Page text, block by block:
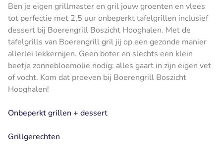
Ben je eigen grillmaster en gril jouw groenten en vlees
tot perfectie met 2,5 uur onbeperkt tafelgrillen inclusief
dessert bij Boerengrill Boszicht Hooghalen. Met de
tafelgrills van Boerengrill gril jij op een gezonde manier
allerlei lekkernijen. Geen boter en slechts een klein
beetje zonnebloemolie nodig: alles gaart in zijn eigen vet
of vocht. Kom dat proeven bij Boerengrill Boszicht
Hooghalen!
Onbeperkt grillen + dessert
Grillgerechten